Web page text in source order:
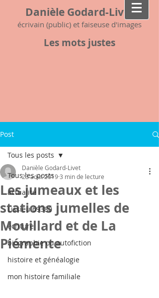
Danièle Godard-Livet
écrivain (public) et faiseuse d'images
Les mots justes
Post
Tous les posts
actualité
Lissieu 69380
écriture
biographie ou autofiction
histoire et généalogie
mon histoire familiale
Tous les posts
Les jumeaux et les
stations jumelles de
Mouillard et de La
Piémente
Danièle Godard-Livet
23 août 20193 min de lecture